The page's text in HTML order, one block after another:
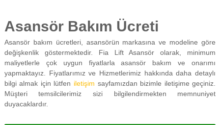
Asansör Bakım Ücreti
Asansör bakım ücretleri, asansörün markasına ve modeline göre
değişkenlik göstermektedir. Fia Lift Asansör olarak, minimum
maliyetlerle çok uygun fiyatlarla asansör bakım ve onarımı
yapmaktayız. Fiyatlarımız ve Hizmetlerimiz hakkında daha detaylı
bilgi almak için lütfen iletişim sayfamızdan bizimle iletişime geçiniz.
Müşteri temsilcilerimiz sizi bilgilendirmekten memnuniyet
duyacaklardır.